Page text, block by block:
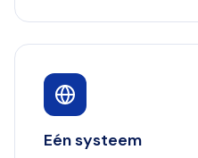
Eén systeem